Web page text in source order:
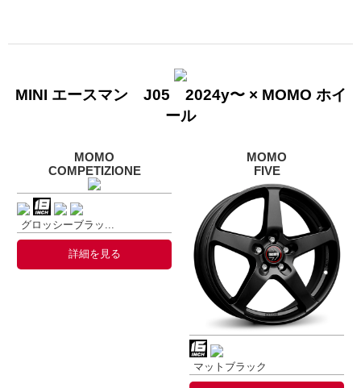
MINI エースマン J05 2024y〜 × MOMO ホイ
ール
MOMO
COMPETIZIONE
グロッシーブラッ...
詳細を見る
MOMO
FIVE
マットブラック